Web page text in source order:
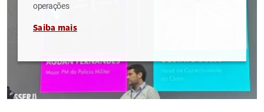
operações
Saiba mais